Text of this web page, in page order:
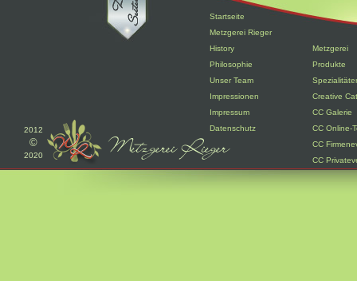
2012
©
2020
Startseite
Metzgerei Rieger
History
Metzgerei
Philosophie
Produkte
Unser Team
Impressionen
Creative
Impressum
CC Galerie
Datenschutz
CC Online-
CC
CC